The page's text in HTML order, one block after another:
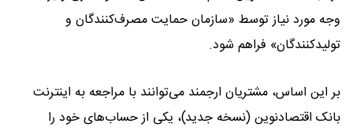
وجه مورد نیاز توسط «سازمان حمایت مصرف‌کنندگان و
تولیدکنندگان» فراهم شود.
بر این اساس، مشتریان ارجمند می‌توانند با مراجعه به اینترنت
بانک اقتصادنوین (نسخه جدید)، یکی از حساب‌های خود را